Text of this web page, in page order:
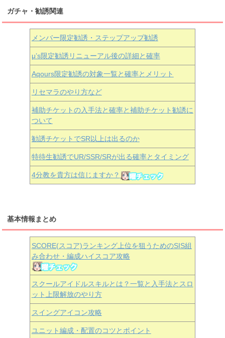
ガチャ・勧誘関連
メンバー限定勧誘・ステップアップ勧誘
μ’s限定勧誘リニューアル後の詳細と確率
Aqours限定勧誘の対象一覧と確率とメリット
リセマラのやり方など
補助チケットの入手法と確率と補助チケット勧誘に
ついて
勧誘チケットでSR以上は出るのか
特待生勧誘でUR/SSR/SRが出る確率とタイミング
4分教を貴方は信じますか？
基本情報まとめ
SCORE(スコア)ランキング上位を狙うためのSIS組
み合わせ・編成ハイスコア攻略
スクールアイドルスキルとは？一覧と入手法とスロ
ット上限解放のやり方
スイングアイコン攻略
ユニット編成・配置のコツとポイント